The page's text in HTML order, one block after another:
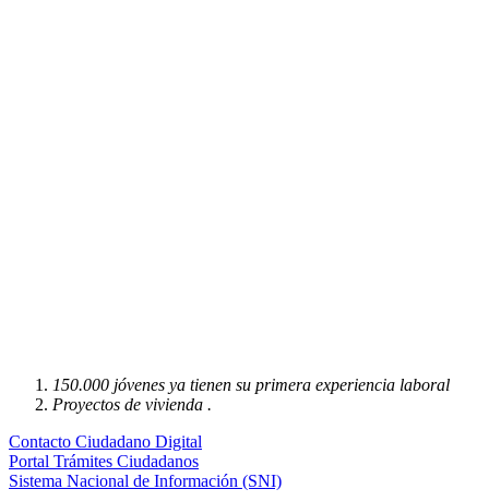
150.000 jóvenes ya tienen su primera experiencia laboral
Proyectos de vivienda .
Contacto Ciudadano Digital
Portal Trámites Ciudadanos
Sistema Nacional de Información (SNI)